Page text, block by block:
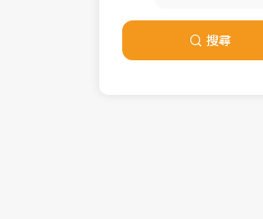
搜尋